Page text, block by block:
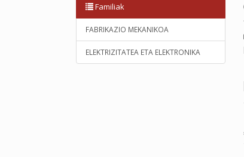
Familiak
FABRIKAZIO MEKANIKOA
ELEKTRIZITATEA ETA ELEKTRONIKA